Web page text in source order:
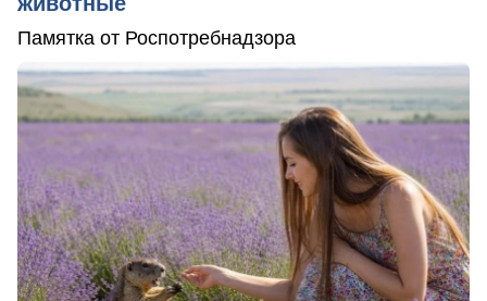
Памятка от Роспотребнадзора